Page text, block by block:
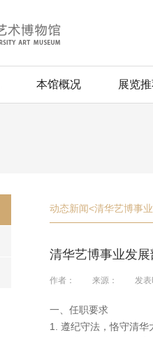
本馆概况 展览
动态新闻<清华艺博事
清华艺博事业发
作者： 来源： 发
一、任职要求
1. 遵纪守法，恪守清华